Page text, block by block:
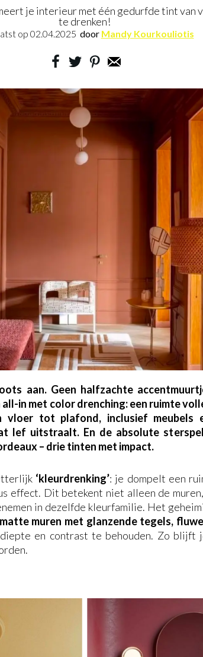
je interieur met één gedurfde tint van
te drenken!
op 02.04.2025 door Mandy Kourkouliotis
aan. Geen halfzachte
in met color drenching: een ruimte
tot plafond, inclusief meubels
lef uitstraalt. En de absolute
– drie tinten met impact.
‘kleurdrenking’: je dompelt een
effect. Dit betekent niet alleen de
in dezelfde kleurfamilie. Het
muren met glanzende tegels,
en contrast te behouden. Zo blijft